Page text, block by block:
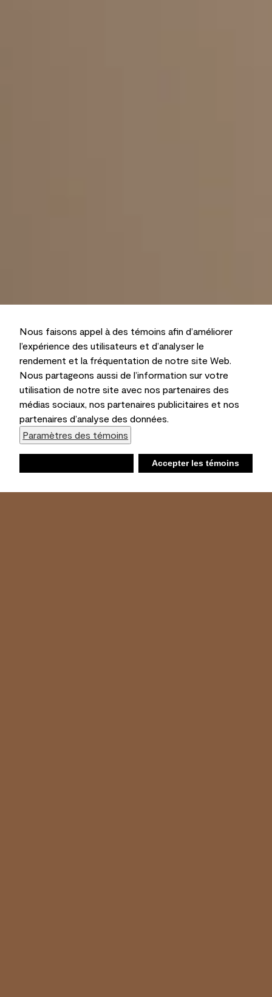
Nous faisons appel à des témoins afin d’améliorer
l’expérience des utilisateurs et d’analyser le
rendement et la fréquentation de notre site Web.
Nous partageons aussi de l’information sur votre
utilisation de notre site avec nos partenaires des
médias sociaux, nos partenaires publicitaires et nos
partenaires d’analyse des données.
Paramètres des témoins
Accepter les témoins
Liste d’achats